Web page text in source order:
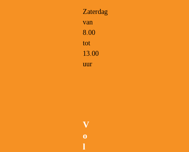
Zaterdag
van
8.00
tot
13.00
uur
V
o
l